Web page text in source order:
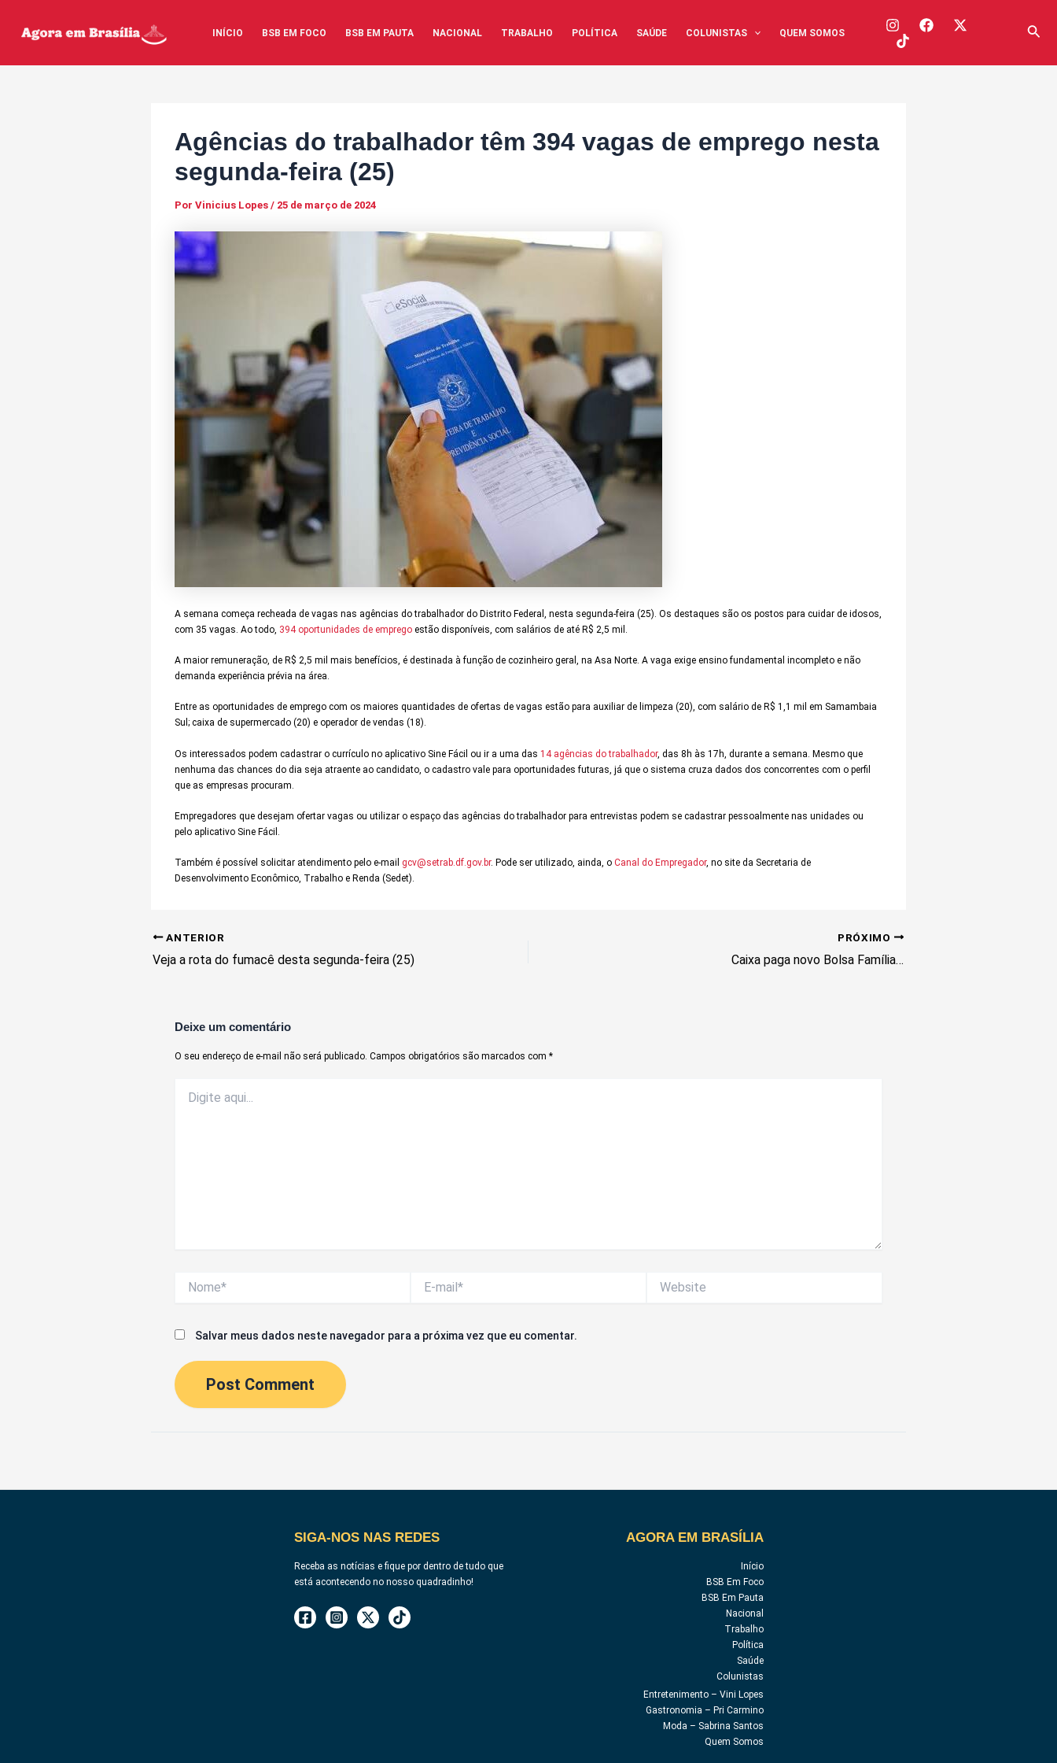
INÍCIO BSB EM FOCO BSB EM PAUTA NACIONAL TRABALHO POLÍTICA SAÚDE COLUNISTAS QUEM SOMOS
Agências do trabalhador têm 394 vagas de emprego nesta
segunda-feira (25)
Por Vinicius Lopes / 25 de março de 2024
A semana começa recheada de vagas nas agências do trabalhador do Distrito Federal, nesta segunda-feira (25). Os destaques são os postos para cuidar de idosos,
com 35 vagas. Ao todo, 394 oportunidades de emprego estão disponíveis, com salários de até R$ 2,5 mil.
A maior remuneração, de R$ 2,5 mil mais benefícios, é destinada à função de cozinheiro geral, na Asa Norte. A vaga exige ensino fundamental incompleto e não
demanda experiência prévia na área.
Entre as oportunidades de emprego com os maiores quantidades de ofertas de vagas estão para auxiliar de limpeza (20), com salário de R$ 1,1 mil em Samambaia
Sul; caixa de supermercado (20) e operador de vendas (18).
Os interessados podem cadastrar o currículo no aplicativo Sine Fácil ou ir a uma das 14 agências do trabalhador, das 8h às 17h, durante a semana. Mesmo que
nenhuma das chances do dia seja atraente ao candidato, o cadastro vale para oportunidades futuras, já que o sistema cruza dados dos concorrentes com o perfil
que as empresas procuram.
Empregadores que desejam ofertar vagas ou utilizar o espaço das agências do trabalhador para entrevistas podem se cadastrar pessoalmente nas unidades ou
pelo aplicativo Sine Fácil.
Também é possível solicitar atendimento pelo e-mail gcv@setrab.df.gov.br. Pode ser utilizado, ainda, o Canal do Empregador, no site da Secretaria de
Desenvolvimento Econômico, Trabalho e Renda (Sedet).
navigation
ANTERIOR
Veja a rota do fumacê desta segunda-feira (25)
PRÓXIMO
Caixa paga novo Bolsa Família a beneficiários com NIS de final 7
Deixe um comentário
O seu endereço de e-mail não será publicado. Campos obrigatórios são marcados com *
aqui...
mail*
Salvar meus dados neste navegador para a próxima vez que eu comentar.
SIGA-NOS NAS REDES
Receba as notícias e fique por dentro de tudo que
está acontecendo no nosso quadradinho!
AGORA EM BRASÍLIA
Início
BSB Em Foco
BSB Em Pauta
Nacional
Trabalho
Política
Saúde
Colunistas
Entretenimento – Vini Lopes
Gastronomia – Pri Carmino
Moda – Sabrina Santos
Quem Somos